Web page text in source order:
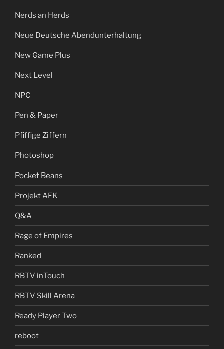
Nerds an Herds
Neue Deutsche Abendunterhaltung
New Game Plus
Next Level
NPC
Pen & Paper
Pfiffige Ziffern
Photoshop
Pocket Beans
Projekt AFK
Q&A
Rage of Empires
Ranked
RBTV inTouch
RBTV Skill Arena
Ready Player Two
reboot